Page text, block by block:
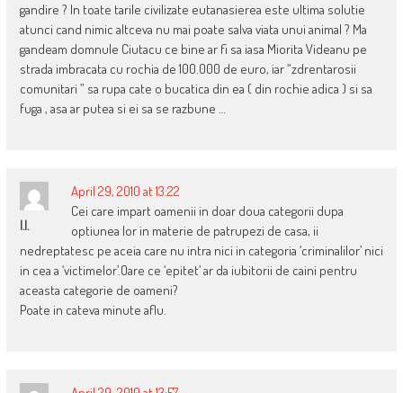
gandire ? In toate tarile civilizate eutanasierea este ultima solutie
atunci cand nimic altceva nu mai poate salva viata unui animal ? Ma
gandeam domnule Ciutacu ce bine ar fi sa iasa Miorita Videanu pe
strada imbracata cu rochia de 100.000 de euro, iar “zdrentarosii
comunitari ” sa rupa cate o bucatica din ea ( din rochie adica ) si sa
fuga , asa ar putea si ei sa se razbune …
I.I.
April 29, 2010 at 13:22
Cei care impart oamenii in doar doua categorii dupa
optiunea lor in materie de patrupezi de casa, ii
nedreptatesc pe aceia care nu intra nici in categoria ‘criminalilor’ nici
in cea a ‘victimelor’.Oare ce ‘epitet’ ar da iubitorii de caini pentru
aceasta categorie de oameni?
Poate in cateva minute aflu.